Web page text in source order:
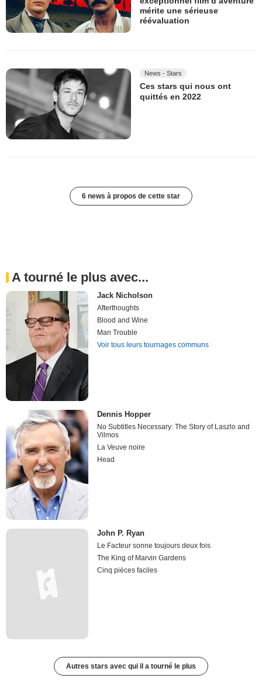
mérite une sérieuse
réévaluation
News - Stars
Ces stars qui nous ont
quittés en 2022
6 news à propos de cette star
A tourné le plus avec...
Jack Nicholson
Afterthoughts
Blood and Wine
Man Trouble
Voir tous leurs tournages communs
Dennis Hopper
No Subtitles Necessary: The Story of Laszlo and
Vilmos
La Veuve noire
Head
John P. Ryan
Le Facteur sonne toujours deux fois
The King of Marvin Gardens
Cinq pièces faciles
Autres stars avec qui il a tourné le plus